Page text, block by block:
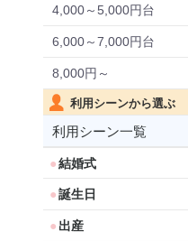
4,000～5,000円台
6,000～7,000円台
8,000円～
利用シーンから選ぶ
利用シーン一覧
結婚式
誕生日
出産